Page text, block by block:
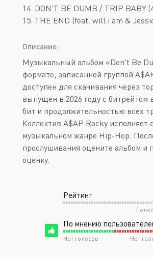
14. DON'T BE DUMB / TRIP BABY
15. THE END (feat. will.i.am &
Описание:
Музыкальный альбом «Don't Be
формате, записанной группой
доступен для скачивания через
выпущен в 2026 году с битрейтом
бит и продолжительностью всех
Коллектив A$AP Rocky исполняет
музыкальном жанре Hip-Hop.
прослушивания оцените альбом и
оценку.
Рейтинг
По мнению
Нет голосов Нет